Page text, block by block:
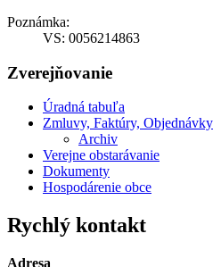
Poznámka:
VS: 0056214863
Zverejňovanie
Úradná tabuľa
Zmluvy, Faktúry, Objednávky
Archiv
Verejne obstarávanie
Dokumenty
Hospodárenie obce
Rychlý kontakt
Adresa